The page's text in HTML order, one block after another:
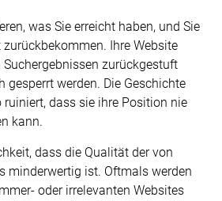
was Sie erreicht haben, und Sie
Ihre Website
zurückgestuft
gesperrt werden. Die Geschichte
ruiniert, dass sie ihre Position nie
kann.
dass die Qualität der von
minderwertig ist. Oftmals werden
oder irrelevanten Websites